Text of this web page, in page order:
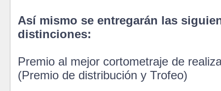
Así mismo se entregarán las
distinciones:
Premio al mejor cortometraje de
(Premio de distribución y Trofeo)